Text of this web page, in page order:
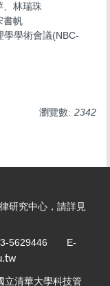
、林瑞珠
書帆
學學術會議(NBC-
瀏覽數: 2342
研究中心，請詳見
3-5629446 E-
立清華大學科技管